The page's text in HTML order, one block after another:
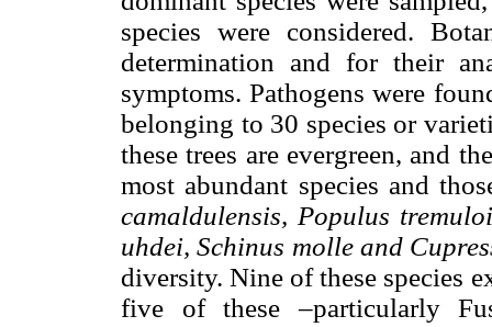
species were considered.
determination and for their
symptoms. Pathogens were
belonging to 30 species or
these trees are evergreen, and
most abundant species and
camaldulensis, Populus
uhdei, Schinus molle and
diversity. Nine of these species
five of these –particularly